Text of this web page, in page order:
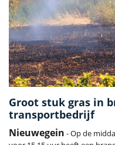
Groot stuk gras in
transportbedrijf
Nieuwegein - Op de